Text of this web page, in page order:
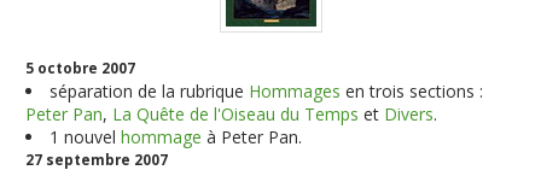
5 octobre 2007
séparation de la rubrique Hommages en trois sections :
Peter Pan, La Quête de l'Oiseau du Temps et Divers.
1 nouvelhommage à Peter Pan.
27 septembre 2007